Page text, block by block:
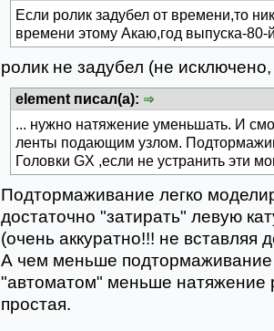
Если ролик задубел от времени,то
времени этому Акаю,год выпуска-80-
ролик не задубел (не
element писал(а):
... нужно натяжение уменьшать. И
ленты подающим узлом.
Головки GX ,если не устранить эти
Подтормаживание легко
достаточно "затирать" левую
(очень аккуратно!!! не вставляя
А чем меньше
"автоматом" меньше натяжение
простая.